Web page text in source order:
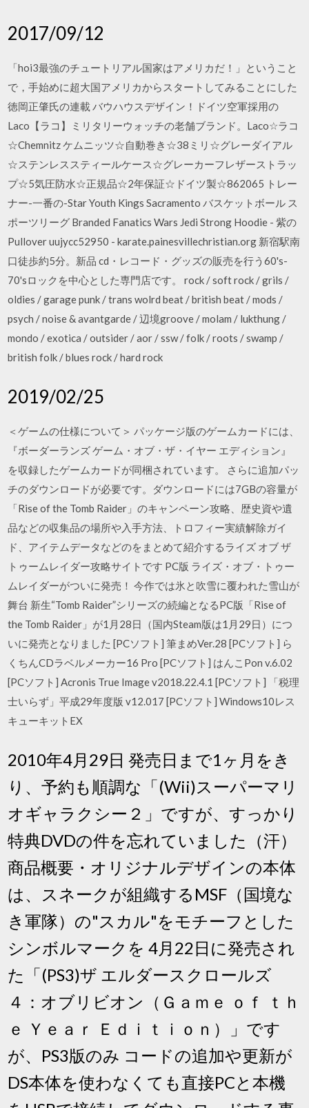
2017/09/12
「hoi3最強のチュートリアル国家はアメリカだ！」ということ
で，手始めに超大国アメリカからスタートしてみることにした
徳岡正肇氏の連載 バウハウスデザイン！ドイツ空軍採用の
Laco【ラコ】ミリタリーウォッチの老舗ブランド。Laco☆ラコ
☆Chemnitz ケムニッツ☆自動巻き☆38ミリ☆グレーダイアル
☆ステンレススティールケース☆グレーカーフレザーストラッ
プ☆5気圧防水☆正規品☆2年保証☆ドイツ製☆862065 トレー
ナー-一番の-Star Youth Kings Sacramento バスケットボール ス
ポーツリーグ Branded Fanatics Wars Jedi Strong Hoodie - 紫の
Pullover uujycc52950 - karate.painesvillechristian.org 新宿駅南
口徒歩約5分。新品 cd・レコード・グッズの販売を行う60's-
70'sロックを中心とした専門店です。 rock / soft rock / grils /
oldies / garage punk / trans wolrd beat / british beat / mods /
psych / noise & avantgarde / 辺境groove / molam / lukthung /
mondo / exotica / outsider / aor / ssw / folk / roots / swamp /
british folk / blues rock / hard rock
2019/02/25
＜ゲームの仕様について＞ パッケージ版のゲームカードには、
『ボーダーランズ ゲーム・オブ・ザ・イヤー エディション』
を収録したゲームカードが同梱されています。 さらに追加パッ
チのダウンロードが必要です。ダウンロードには7GBの容量が
「Rise of the Tomb Raider」のキャンペーン攻略、歴史資や遺
品などの収集品の場所や入手方法、トロフィー実績解除ガイ
ド、アイテムデータなどのをまとめて紹介するライズ オブ ザ
トゥームレイダー攻略サイトです PC版 ライズ・オブ・トゥー
ムレイダーがついに発売！ 今作では氷と吹雪に覆われた雪山が
舞台 新生“Tomb Raider”シリーズの続編となるPC版「Rise of
the Tomb Raider」が1月28日（国内Steam版は1月29日）につ
いに発売となりました [PCソフト] 筆まめVer.28 [PCソフト] ら
くちんCDラベルメーカー16 Pro [PCソフト] はんこPon v.6.02
[PCソフト] Acronis True Image v2018.22.4.1 [PCソフト] 「税理
士いらず」平成29年度版 v12.017 [PCソフト] Windows10レス
キューキットEX
2010年4月29日 発売日まで1ヶ月をき
り、予約も順調な「(Wii)スーパーマリ
オギャラクシー２」ですが、すっかり
特典DVDの件を忘れていました（汗）
商品概要・オリジナルデザインの本体
は、スネークが組織するMSF（国境な
き軍隊）の"スカル"をモチーフとした
シンボルマークを 4月22日に発売され
た「(PS3)ザ エルダースクロールズ
４：オブリビオン（Ｇａｍｅ ｏｆ ｔｈ
ｅ Ｙｅａｒ Ｅｄｉｔｉｏｎ）」です
が、PS3版のみ コードの追加や更新が
DS本体を使わなくても直接PCと本機